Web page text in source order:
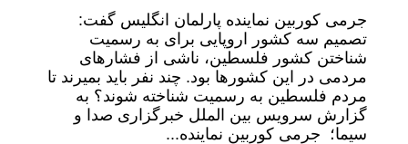
جرمی کوربین نماینده پارلمان انگلیس گفت:
تصمیم سه کشور اروپایی برای به رسمیت
شناختن کشور فلسطین، ناشی از فشار‌های
مردمی در این کشور‌ها بود. چند نفر باید بمیرند تا
مردم فلسطین به رسمیت شناخته شوند؟ به
گزارش سرویس بین الملل خبرگزاری صدا و
سیما؛ جرمی کوربین نماینده...